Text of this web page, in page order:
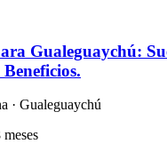
Gualeguaychú:
· Gualeguaychú
meses